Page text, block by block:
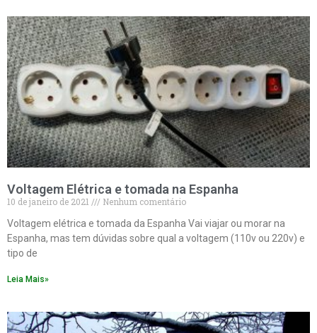
Voltagem Elétrica e tomada na Espanha
10 de janeiro de 2021
Nenhum comentário
Voltagem elétrica e tomada da Espanha Vai viajar ou morar na
Espanha, mas tem dúvidas sobre qual a voltagem (110v ou 220v) e
tipo de
Leia Mais»